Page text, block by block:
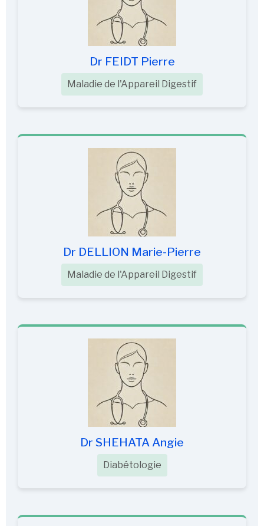
Dr FEIDT Pierre
Maladie de l'Appareil Digestif
Dr DELLION Marie-Pierre
Maladie de l'Appareil Digestif
Dr SHEHATA Angie
Diabétologie